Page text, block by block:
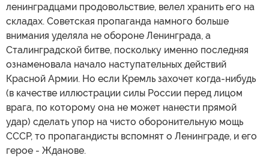
ленинградцами продовольствие, велел хранить его на
складах. Советская пропаганда намного больше
внимания уделяла не обороне Ленинграда, а
Сталинградской битве, поскольку именно последняя
ознаменовала начало наступательных действий
Красной Армии. Но если Кремль захочет когда-нибудь
(в качестве иллюстрации силы России перед лицом
врага, по которому она не может нанести прямой
удар) сделать упор на чисто оборонительную мощь
СССР, то пропагандисты вспомнят о Ленинграде, и его
герое - Жданове.